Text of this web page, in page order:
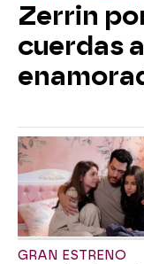
Zerrin
cuerdas
GRAN ESTRENO